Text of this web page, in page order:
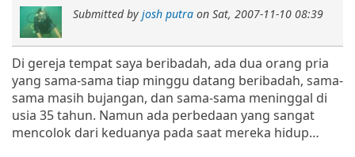
Submitted byjosh putra onSat, 2007-11-10 08:39
Di gereja tempat saya beribadah, ada dua orang pria
yang sama-sama tiap minggu datang beribadah, sama-
sama masih bujangan, dan sama-sama meninggal di
usia 35 tahun. Namun ada perbedaan yang sangat
mencolok dari keduanya pada saat mereka hidup…